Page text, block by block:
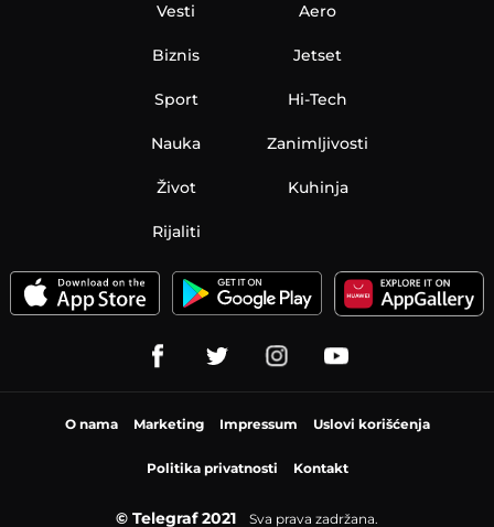
Vesti
Biznis
Sport
Nauka
Aero
Jetset
Hi-Tech
Zanimljivosti
Život Kuhinja
Rijaliti
O nama Marketing Impressum Uslovi korišćenja
Politika privatnosti Kontakt
© Telegraf 2021 Sva prava zadržana.